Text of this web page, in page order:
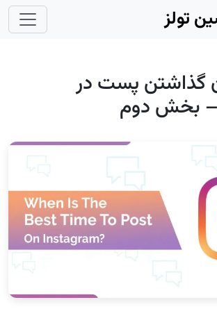
تولز
گذاشتن پست در
– بخش دوم